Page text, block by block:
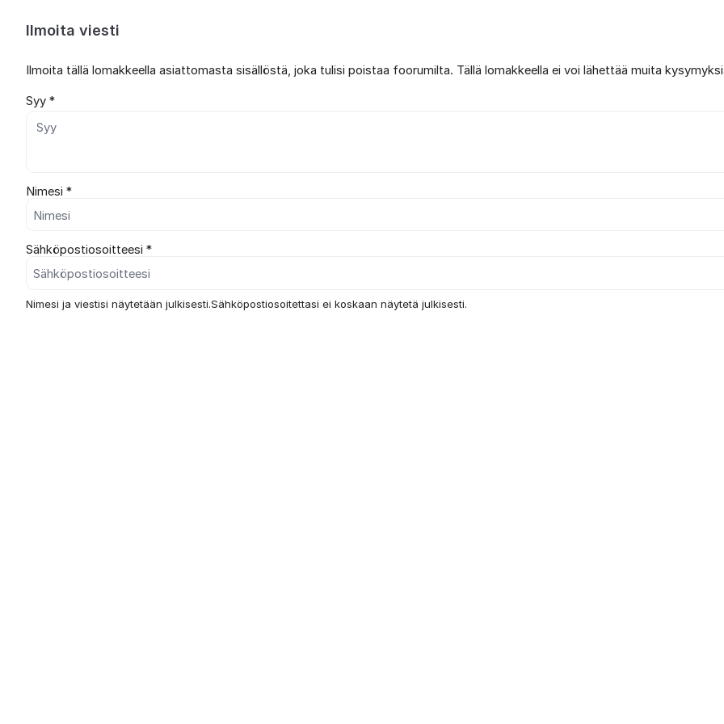
Ilmoita viesti
Ilmoita tällä lomakkeella asiattomasta sisällöstä, joka tulisi poistaa foorumilta. Tällä lomakkeella ei voi lähettää muita
Syy *
Nimesi *
Sähköpostiosoitteesi *
Nimesi ja viestisi näytetään julkisesti.Sähköpostiosoitettasi ei koskaan näytetä julkisesti.